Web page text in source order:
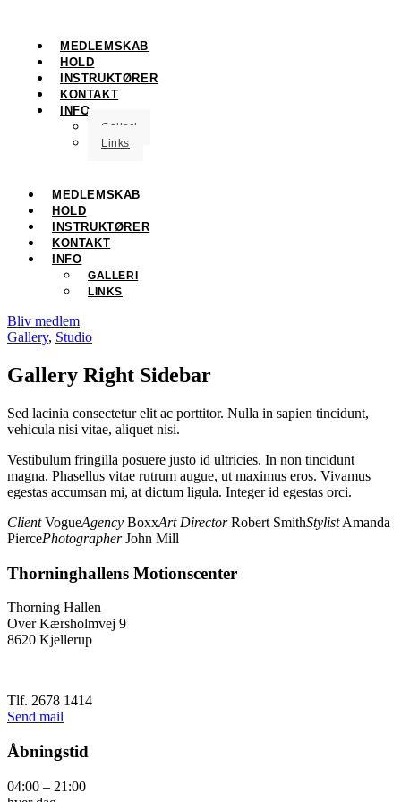
MEDLEMSKAB
HOLD
INSTRUKTØRER
KONTAKT
INFO
Galleri
Links
MEDLEMSKAB
HOLD
INSTRUKTØRER
KONTAKT
INFO
GALLERI
LINKS
Bliv medlem
Gallery, Studio
Gallery Right Sidebar
Sed lacinia consectetur elit ac porttitor. Nulla in sapien tincidunt,
vehicula nisi vitae, aliquet nisi.
Vestibulum fringilla posuere justo id ultricies. In non tincidunt
magna. Phasellus vitae rutrum augue, ut maximus eros. Vivamus
egestas accumsan mi, at dictum ligula. Integer id egestas orci.
ClientVogueAgency BoxxArt DirectorRobert SmithStylistAmanda
PiercePhotographerJohn Mill
Thorninghallens Motionscenter
Thorning Hallen
Over Kærsholmvej 9
8620 Kjellerup
Tlf. 2678 1414
Send mail
Åbningstid
04:00 – 21:00